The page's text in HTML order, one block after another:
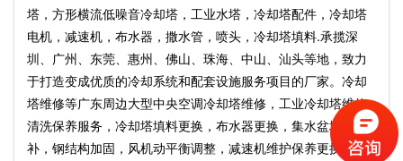
塔，方形横流低噪音冷却塔，工业水塔，冷却塔配件，冷却塔
电机，减速机，布水器，撒水管，喷头，冷却塔填料.承揽深
圳、广州、东莞、惠州、佛山、珠海、中山、汕头等地，致力
于打造变成优质的冷却系统和配套设施服务项目的厂家。冷却
塔维修等广东周边大型中央空调冷却塔维修，工业冷却塔维修
清洗保养服务，冷却塔填料更换，布水器更换，集水盆堵漏修
补，钢结构加固，风机动平衡调整，减速机维护保养更换轴承